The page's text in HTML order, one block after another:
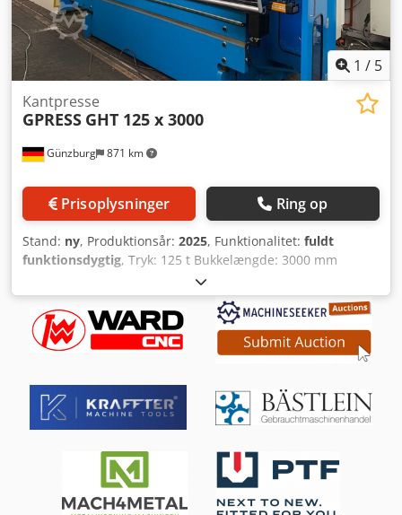
1 / 5
Günzburg 871 km
Kantpresse
GPRESS GHT 125 x 3000
Prisoplysninger Ring op
Stand: ny, Produktionsår: 2025, Funktionalitet: fuldt
funktionsdygtig, Tryk: 125 t Bukkelængde: 3000 mm
Standerafstand: 3100 mm Styring: Cybelec VisiTouch 24MX
Slaglængde: 300 mm Indbygningshøjde: 500 mm
Hurtiggang ned: 200 mm/s Bøjehastighed: 0-12 mm/s
Samlet effektbehov: 15 kW Maskinvægt ca.: 11.500 kg
Cjdpox Sq Hlofx Al Terf Mål: 4080 x 3110 x 1800 mm
CybTouch 15 - Akser: Y1-Y2-X-R - Fuldt dynamisk
bombesystem - System til kompensering af rammens
nedfjedring – G-REFLEX - Bagstop system mod. GHP-4 -
Servodrevet hovedmotor - LED display på pressbjælken til
visning af stoppositionering - Sikkerhedssystem: DSP
AP+MCS - HAWE hydrauliksystem - CE-standard - Mekanisk
over- og underværktøjsklemmesystem PROMECAM